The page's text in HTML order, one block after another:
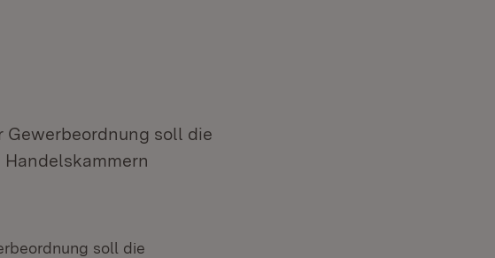
Gewerbeordnung soll die
soll die